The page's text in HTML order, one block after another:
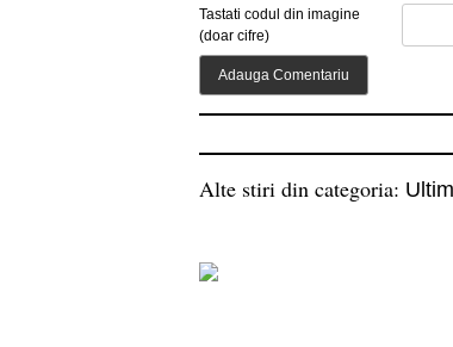
Tastati codul din imagine
(doar cifre)
Alte stiri din categoria: